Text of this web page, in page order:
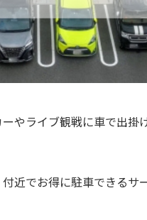
やライブ観戦に車で出掛
付近でお得に駐車できるサ